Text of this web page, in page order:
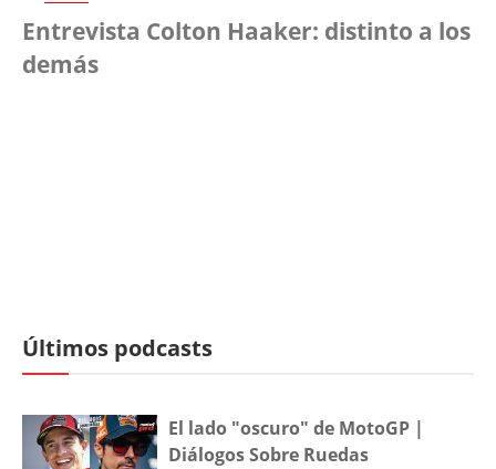
Entrevista Colton Haaker: distinto a los
demás
Últimos podcasts
El lado "oscuro" de MotoGP |
Diálogos Sobre Ruedas